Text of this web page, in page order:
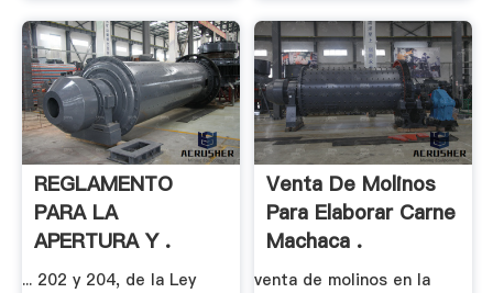
REGLAMENTO
PARA LA
APERTURA Y .
... 202 y 204, de la Ley
Venta De Molinos
Para Elaborar Carne
Machaca .
venta de molinos en la